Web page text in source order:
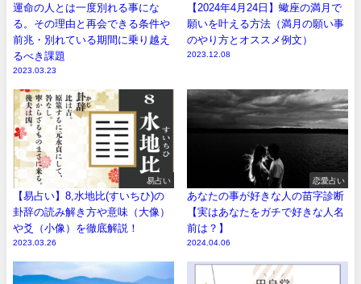
運命の人とは一度別れる事にな
る。その理由と再会できる条件や
前兆・別れている期間に乗り越え
るべき課題
2023.03.23
【2024年4月24日】蠍座の満月で
願いを叶える方法（満月の願い事
のやり方とオススメ例文）
2023.12.08
易占い
【易占い】8,水地比(すいちひ)の
卦辞の読み解き方や意味（大像）
や爻（小像）を徹底解説！
2023.03.26
恋愛占い
あなたの事が好きな人の苗字診断
【実はあなたをガチで好きな人名
前は？】
2024.04.06